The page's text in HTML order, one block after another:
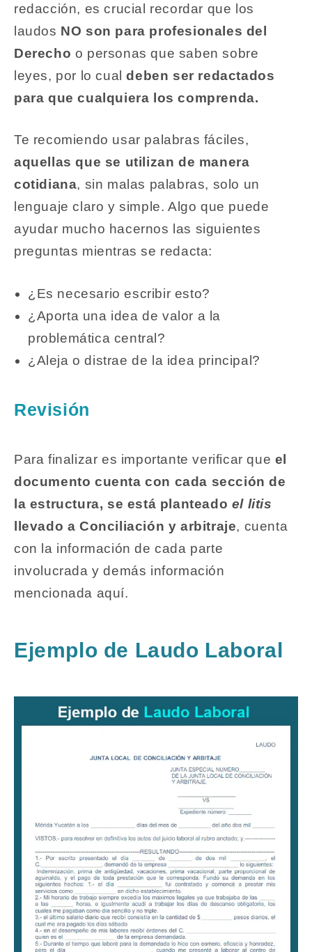
redacción, es crucial recordar que los
laudos NO son para profesionales del
Derecho o personas que saben sobre
leyes, por lo cualdeben ser redactados
para que cualquiera los comprenda.
Te recomiendo usar palabras fáciles,
aquellas que se utilizan de manera
cotidiana, sin malas palabras, solo un
lenguaje claro y simple. Algo que puede
ayudar mucho hacernos las siguientes
preguntas mientras se redacta:
¿Es necesario escribir esto?
¿Aporta una idea de valor a la
problemática central?
¿Aleja o distrae de la idea principal?
Revisión
Para finalizar es importante verificar que el
documento cuenta con cada sección de
la estructura, se está planteado el litis
llevado a Conciliación y arbitraje, cuenta
con la información de cada parte
involucrada y demás información
mencionada aquí.
Ejemplo de Laudo Laboral